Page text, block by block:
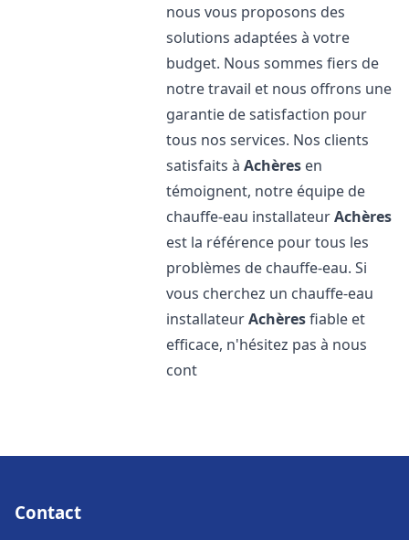
nous vous proposons des
solutions adaptées à votre
budget. Nous sommes fiers de
notre travail et nous offrons une
garantie de satisfaction pour
tous nos services. Nos clients
satisfaits àAchères en
témoignent, notre équipe de
chauffe-eau installateurAchères
est la référence pour tous les
problèmes de chauffe-eau. Si
vous cherchez un chauffe-eau
installateurAchèresfiable et
efficace, n'hésitez pas à nous
cont
Contact